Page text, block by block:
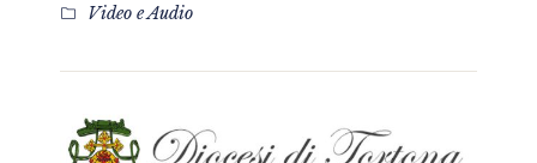
Video e Audio